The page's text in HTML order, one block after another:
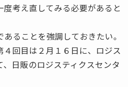
度考え直してみる必要があると
ることを強調しておきたい。
回目は２月１６日に、ロジス
日販のロジスティクスセンタ